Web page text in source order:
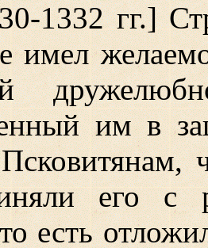
1332 гг.]
имел
им в
его с
есть